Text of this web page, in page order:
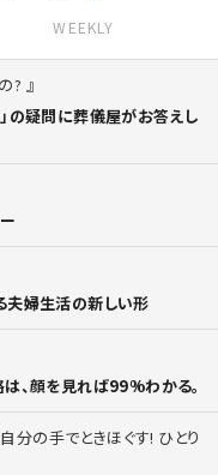
WEEKLY
?
の疑問に葬儀屋がお答えし
夫婦生活の新しい形
、顔を見れば99%わかる。
分の手でときほぐす! ひとり